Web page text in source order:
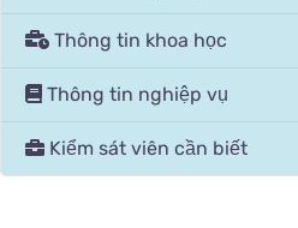
Thông tin khoa học
Thông tin nghiệp vụ
Kiểm sát viên cần biết